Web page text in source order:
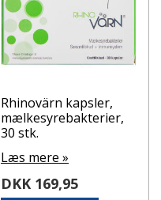
Rhinovärn kapsler,
mælkesyrebakterier,
30 stk.
Læs mere »
DKK 169,95